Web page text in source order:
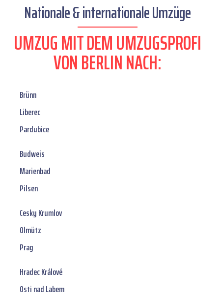
Nationale & internationale Umzüge
UMZUG MIT DEM UMZUGSPROFI
VON BERLIN NACH:
Brünn
Liberec
Pardubice
Budweis
Marienbad
Pilsen
Cesky Krumlov
Olmütz
Prag
Hradec Králové
Osti nad Labem